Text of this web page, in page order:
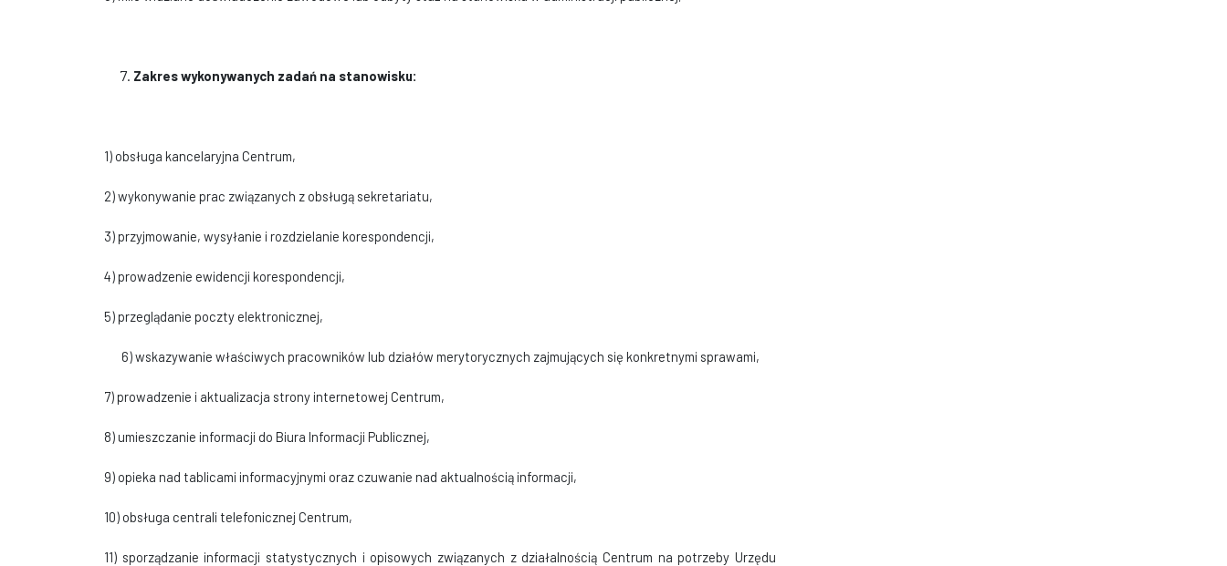
Zakres wykonywanych zadań na stanowisku:
1) obsługa kancelaryjna Centrum,
2) wykonywanie prac związanych z obsługą sekretariatu,
3) przyjmowanie, wysyłanie i rozdzielanie korespondencji,
4) prowadzenie ewidencji korespondencji,
5) przeglądanie poczty elektronicznej,
6) wskazywanie właściwych pracowników lub działów merytorycznych zajmujących się konkretnymi sprawami,
7) prowadzenie i aktualizacja strony internetowej Centrum,
8) umieszczanie informacji do Biura Informacji Publicznej,
9) opieka nad tablicami informacyjnymi oraz czuwanie nad aktualnością informacji,
10) obsługa centrali telefonicznej Centrum,
11) sporządzanie informacji statystycznych i opisowych związanych z działalnością Centrum na potrzeby Urzędu